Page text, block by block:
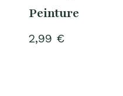
Peinture
2,99 €